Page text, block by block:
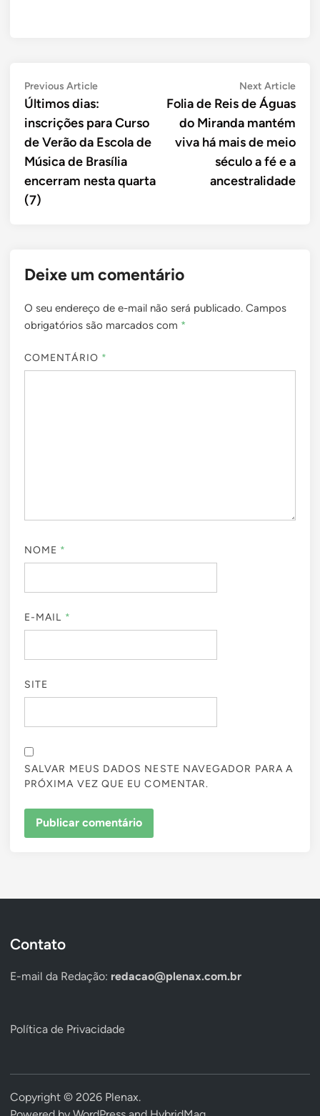
Navegação
de
Post
Previous ArticlePrevious
article:
Últimos dias:
inscrições para Curso
de Verão da Escola de
Música de Brasília
encerram nesta quarta
(7)
Next ArticleNext
Folia de Reis de Águas
do Miranda mantém
viva há mais de meio
século a fé e a
ancestralidade
Deixe um comentário
O seu endereço de e-mail não será publicado. Campos
obrigatórios são marcados com *
COMENTÁRIO *
NOME *
E-MAIL *
SITE
SALVAR MEUS DADOS NESTE NAVEGADOR PARA A
PRÓXIMA VEZ QUE EU COMENTAR.
Contato
E-mail da Redação: redacao@plenax.com.br
Política de Privacidade
Copyright © 2026 Plenax.